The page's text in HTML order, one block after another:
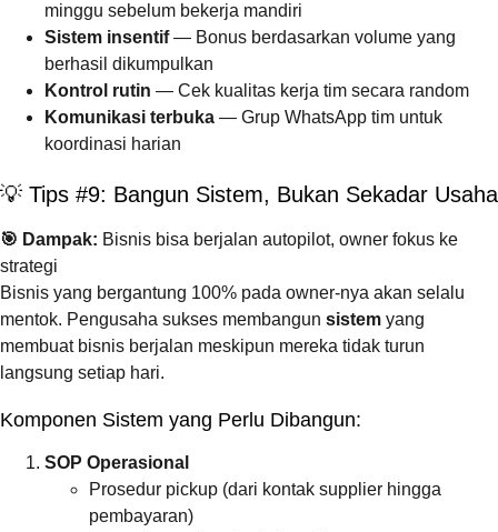
minggu sebelum bekerja mandiri
Sistem insentif— Bonus berdasarkan volume yang
berhasil dikumpulkan
Kontrol rutin — Cek kualitas kerja tim secara random
Komunikasi terbuka — Grup WhatsApp tim untuk
koordinasi harian
💡 Tips #9: Bangun Sistem, Bukan Sekadar Usaha
🎯 Dampak: Bisnis bisa berjalan autopilot, owner fokus ke
strategi
Bisnis yang bergantung 100% pada owner-nya akan selalu
mentok. Pengusaha sukses membangun sistem yang
membuat bisnis berjalan meskipun mereka tidak turun
langsung setiap hari.
Komponen Sistem yang Perlu Dibangun:
SOP Operasional
Prosedur pickup (dari kontak supplier hingga
pembayaran)